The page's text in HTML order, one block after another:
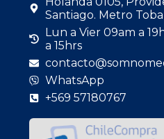
Santiago. Metro
Lun a Vier 09am a
a 15hrs
WhatsApp
+569 57180767